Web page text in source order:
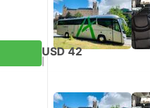
USD 42